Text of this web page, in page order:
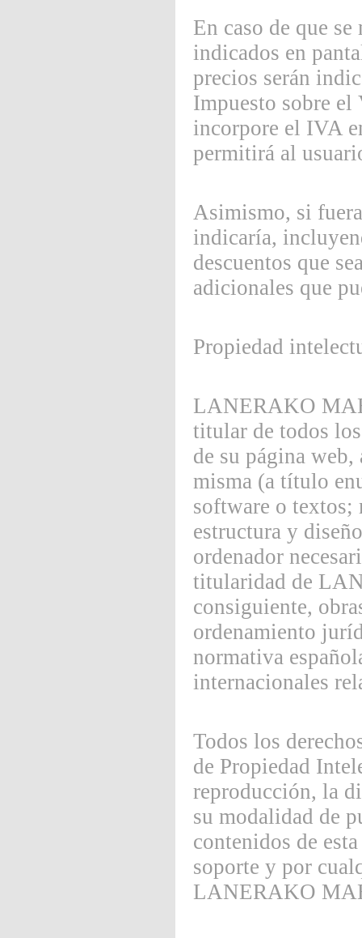
En caso de que
indicados en
precios serán
Impuesto sobre
incorpore el IVA
permitirá al
Asimismo, si
indicaría,
descuentos que
adicionales que
Propiedad
LANERAKO
titular de todos
de su página
misma (a título
software o textos;
estructura y
ordenador
titularidad de
consiguiente,
ordenamiento
normativa
internacionales
Todos los
de Propiedad
reproducción, la
su modalidad de
contenidos de
soporte y por
LANERAKO